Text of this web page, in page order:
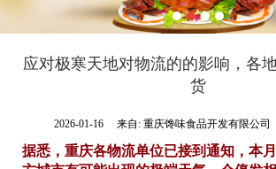
应对极寒天地对物流的的影响，各
货
2026-01-16 来自: 重庆馋味食品开发有限公司
据悉，重庆各物流单位已接到通知，本